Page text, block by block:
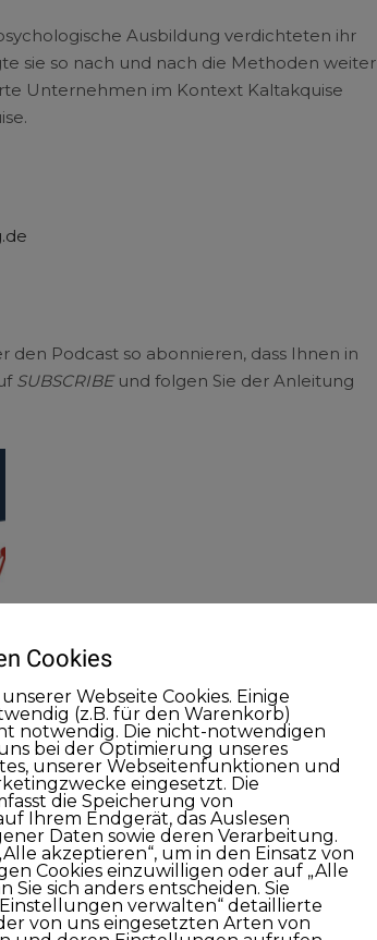
Ausbildung verdichteten ihr
sie so nach und nach die Methoden weiter
Unternehmen im Kontext Kaltakquise
den Podcast so abonnieren, dass Ihnen in
SUBSCRIBEund folgen Sie der Anleitung
ich wiederhole mich ;-), dann
freuen.
Cookies
Webseite Cookies. Einige
(z.B. für den Warenkorb)
notwendig. Die nicht-notwendigen
bei der Optimierung unseres
unserer Webseitenfunktionen und
eingesetzt. Die
die Speicherung von
Ihrem Endgerät, das Auslesen
Daten sowie deren Verarbeitung.
akzeptieren“, um in den Einsatz von
Cookies einzuwilligen oder auf „Alle
Sie sich anders entscheiden. Sie
verwalten“ detaillierte
von uns eingesetzten Arten von